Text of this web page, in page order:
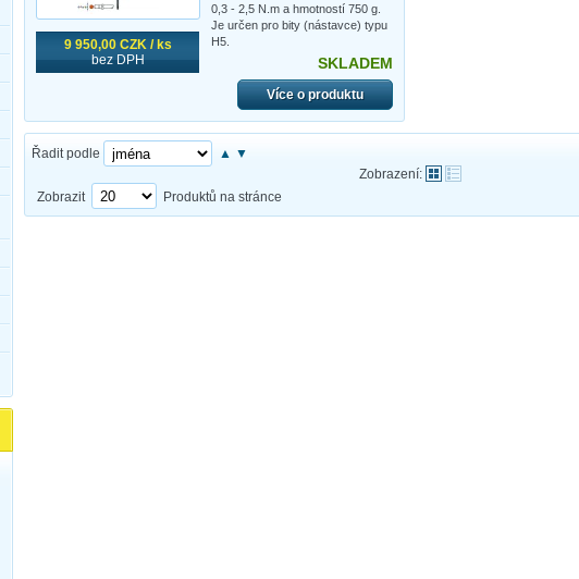
9 950,00 CZK / ks
bez DPH
0,3 - 2,5 N.m a hmotností 750 g.
Je určen pro bity (nástavce) typu
H5.
SKLADEM
Více o produktu
Řadit podle ▲ ▼
Zobrazení:
Zobrazit
Produktů na stránce